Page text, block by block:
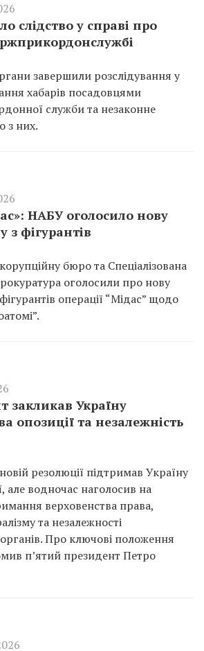
слідство у справі про
завершили розслідування у
хабарів посадовцями
служби та незаконне
з них.
НАБУ оголосило нову
з фігурантів
бюро та Спеціалізована
оголосили про нову
операції “Мідас” щодо
закликав Україну
опозиції та незалежність
резолюції підтримав Україну
але водночас наголосив на
верховенства права,
та незалежності
Про ключові положення
п’ятий президент Петро